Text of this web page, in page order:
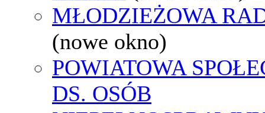
MŁODZIEŻOWA
(nowe okno)
POWIATOWA
DS. OSÓB